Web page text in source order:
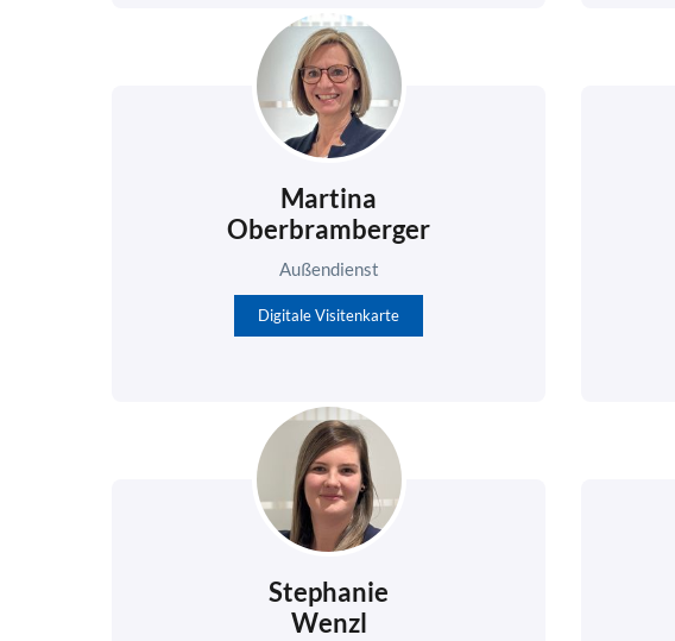
Martina
Oberbramberger
Außendienst
Digitale Visitenkarte
Stephanie
Wenzl